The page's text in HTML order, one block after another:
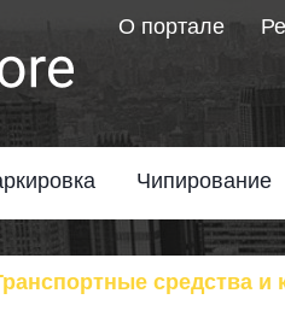
О портале
Чипирование
средства и